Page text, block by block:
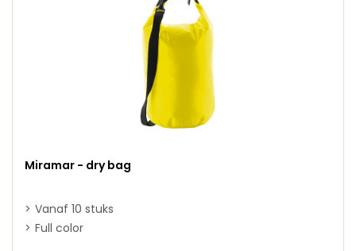
Miramar - dry bag
Vanaf 10 stuks
Full color